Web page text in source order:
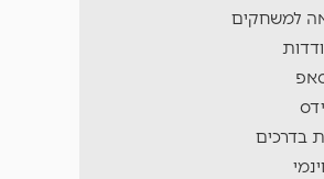
למשחקים
בדרכים